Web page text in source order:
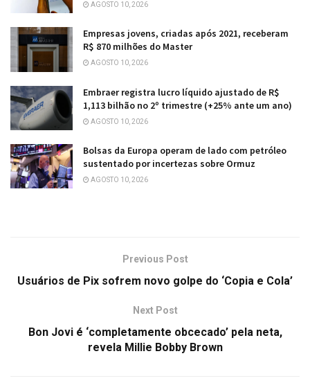
AGOSTO 10, 2026
Empresas jovens, criadas após 2021, receberam
R$ 870 milhões do Master
AGOSTO 10, 2026
Embraer registra lucro líquido ajustado de R$
1,113 bilhão no 2º trimestre (+25% ante um ano)
AGOSTO 10, 2026
Bolsas da Europa operam de lado com petróleo
sustentado por incertezas sobre Ormuz
AGOSTO 10, 2026
Previous Post
Usuários de Pix sofrem novo golpe do ‘Copia e Cola’
Next Post
Bon Jovi é ‘completamente obcecado’ pela neta,
revela Millie Bobby Brown